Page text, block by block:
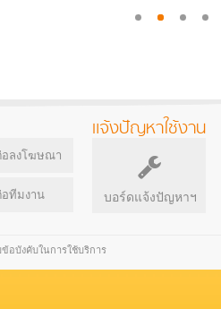
อลงโฆษณา
อทีมงาน
แจ้งปัญหาใช้งาน
บอร์ดแจ้งปัญหาฯ
ข้อบังคับในการใช้บริการ